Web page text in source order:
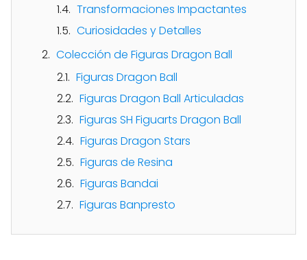
Transformaciones Impactantes
Curiosidades y Detalles
Colección de Figuras Dragon Ball
Figuras Dragon Ball
Figuras Dragon Ball Articuladas
Figuras SH Figuarts Dragon Ball
Figuras Dragon Stars
Figuras de Resina
Figuras Bandai
Figuras Banpresto